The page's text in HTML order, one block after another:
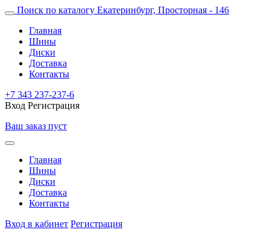
Поиск по каталогу Екатеринбург, Просторная - 146
Главная
Шины
Диски
Доставка
Контакты
+7 343 237-237-6
Вход Регистрация
Ваш заказ пуст
Главная
Шины
Диски
Доставка
Контакты
Вход в кабинет Регистрация